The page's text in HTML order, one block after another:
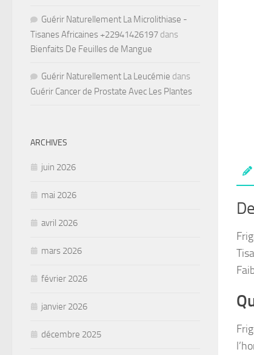
Guérir Naturellement La Microlithiase -
Tisanes Africaines +22941426197 dans
Bienfaits De Feuilles de Mangue
Guérir Naturellement La Leucémie dans
Guérir Cancer de Prostate Avec Les Plantes
ARCHIVES
juin 2026
mai 2026
avril 2026
mars 2026
février 2026
janvier 2026
décembre 2025